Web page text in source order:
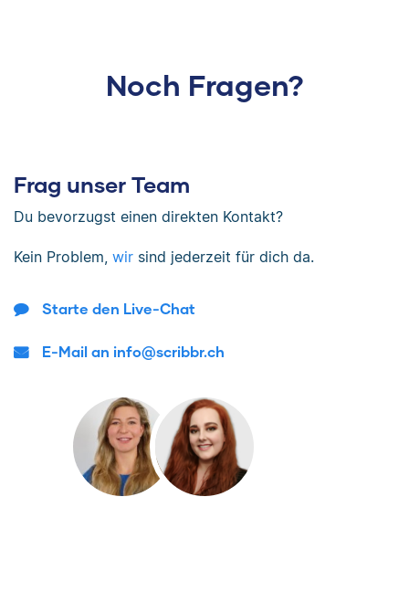
Noch Fragen?
Frag unser Team
Du bevorzugst einen direkten Kontakt?
Kein Problem, wir sind jederzeit für dich da.
Starte den Live-Chat
E-Mail an info@scribbr.ch